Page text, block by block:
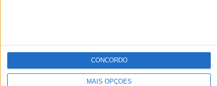
MAIS OPÇÕES
CONCORDO